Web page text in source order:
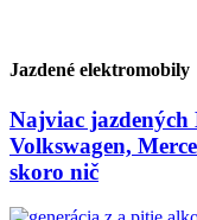
Jazdené elektromobily
Najviac
Volkswagen,
skoro nič